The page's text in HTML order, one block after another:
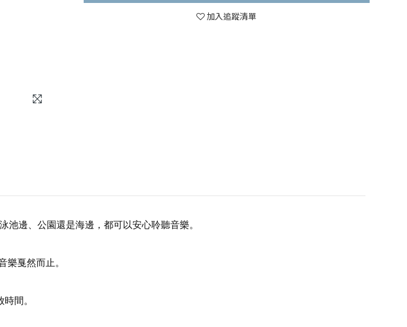
加入追蹤清單
邊、公園還是海邊，都可以安心聆聽音樂。
戛然而止。
間。